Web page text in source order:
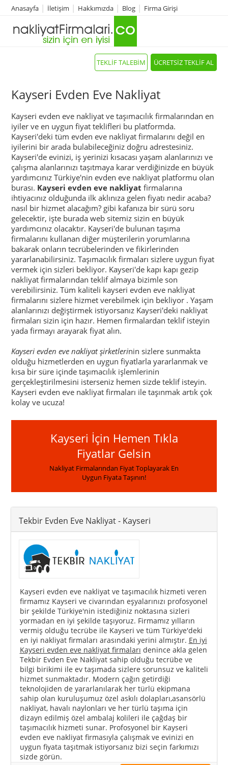
Anasayfa İletişim Hakkımızda Blog Firma Girişi
ÜCRETSİZ TEKLİF AL
TEKLİF TALEBİM
Kayseri Evden Eve Nakliyat
Kayseri evden eve nakliyat ve taşımacılık firmalarından en
iyiler ve en uygun fiyat teklifleri bu platformda.
Kayseri'deki tüm evden eve nakliyat firmalarını değil en
iyilerini bir arada bulabileceğiniz doğru adrestesiniz.
Kayseri'de evinizi, iş yerinizi kısacası yaşam alanlarınızı ve
çalışma alanlarınızı taşıtmaya karar verdiğinizde en büyük
yardımcınız Türkiye'nin evden eve nakliyat platformu olan
burası. Kayseri evden eve nakliyat firmalarına
ihtiyacınız olduğunda ilk aklınıza gelen fiyatı nedir acaba?
nasıl bir hizmet alacağım? gibi kafanıza bir sürü soru
gelecektir, işte burada web sitemiz sizin en büyük
yardımcınız olacaktır. Kayseri'de bulunan taşıma
firmalarını kullanan diğer müşterilerin yorumlarına
bakarak onların tecrübelerinden ve fikirlerinden
yararlanabilirsiniz. Taşımacılık firmaları sizlere uygun fiyat
vermek için sizleri bekliyor. Kayseri'de kapı kapı gezip
nakliyat firmalarından teklif almaya bizimle son
verebilirsiniz. Tüm kaliteli kayseri evden eve nakliyat
firmalarını sizlere hizmet verebilmek için bekliyor . Yaşam
alanlarınızı değiştirmek istiyorsanız Kayseri'deki nakliyat
firmaları sizin için hazır. Hemen firmalardan teklif isteyin
yada firmayı arayarak fiyat alın.
Kayseri evden eve nakliyat şirketlerinin sizlere sunmakta
olduğu hizmetlerden en uygun fiyatlarla yararlanmak ve
kısa bir süre içinde taşımacılık işlemlerinin
gerçekleştirilmesini isterseniz hemen sizde teklif isteyin.
Kayseri evden eve nakliyat firmaları ile taşınmak artık çok
kolay ve ucuza!
Kayseri İçin Hemen Tıkla
Fiyatlar Gelsin
Nakliyat Firmalarından Fiyat Toplayarak En
Uygun Fiyata Taşının!
Tekbir Evden Eve Nakliyat- Kayseri
Kayseri evden eve nakliyat ve taşımacılık hizmeti veren
firmamız Kayseri ve civarından eşyalarınızı profosyonel
bir şekilde Türkiye'nin istediğiniz noktasına sizleri
yormadan en iyi şekilde taşıyoruz. Firmamız yılların
vermiş olduğu tecrübe ile Kayseri ve tüm Türkiye'deki
en iyi nakliyat firmaları arasındaki yerini almıştır. En iyi
Kayseri evden eve nakliyat firmaları denince akla gelen
Tekbir Evden Eve Nakliyat sahip olduğu tecrübe ve
bilgi birikimi ile ev taşımada sizlere sorunsuz ve kaliteli
hizmet sunmaktadır. Modern çağın getirdiği
teknolojiden de yararlanılarak her türlü ekipmana
sahip olan kuruluşumuz özel askılı dolapları,asansörlü
nakliyat, havalı naylonları ve her türlü taşıma için
dizayn edilmiş özel ambalaj kolileri ile çağdaş bir
taşımacılık hizmeti sunar. Profosyonel bir Kayseri
evden eve nakliyat firmasıyla çalışmak ve evinizi en
uygun fiyata taşıtmak istiyorsanız bizi seçin farkımızı
sizde görün.